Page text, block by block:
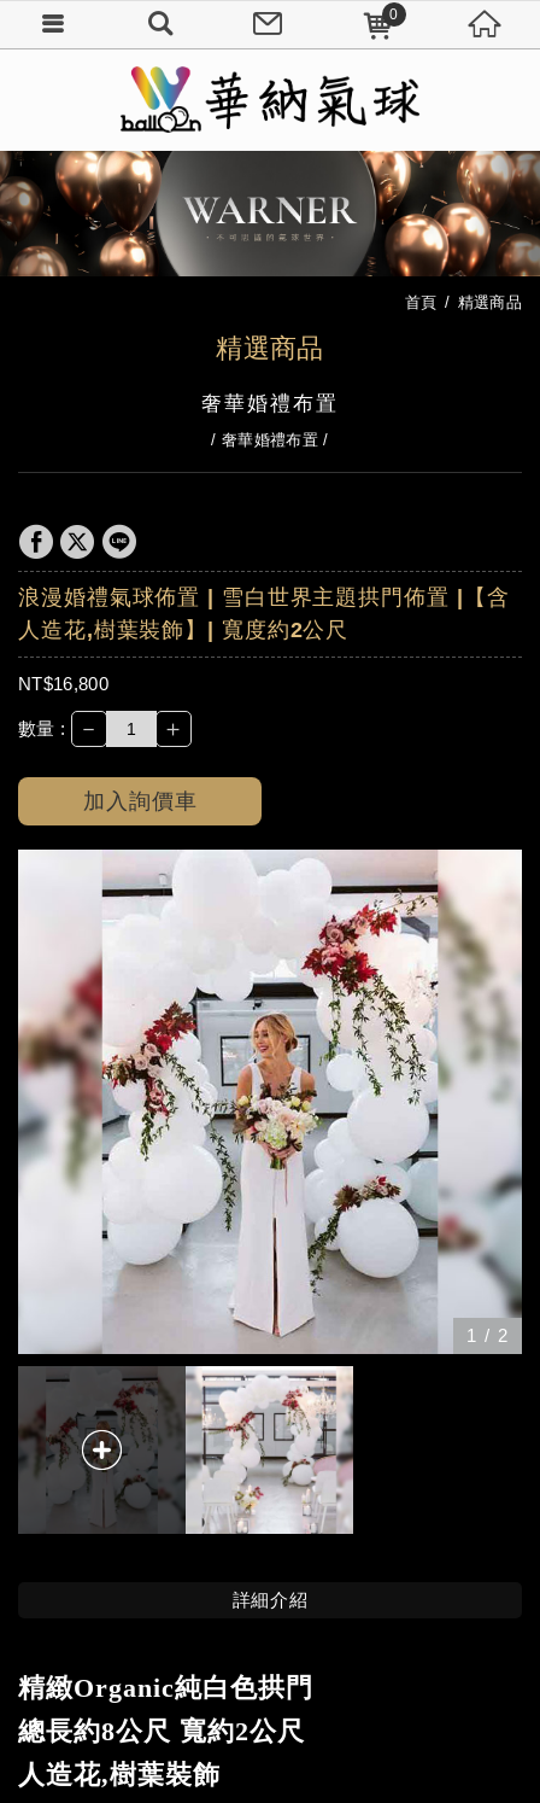
精選商品
首頁 精選商品
奢華婚禮布置
奢華婚禮布置
浪漫婚禮氣球佈置 | 雪白世界主題拱門佈置 |【含
人造花,樹葉裝飾】| 寬度約2公尺
NT$16,800
數量 : － ＋
加入詢價車
1 / 2
詳細介紹
精緻Organic純白色拱門
總長約8公尺 寬約2公尺
人造花,樹葉裝飾
0